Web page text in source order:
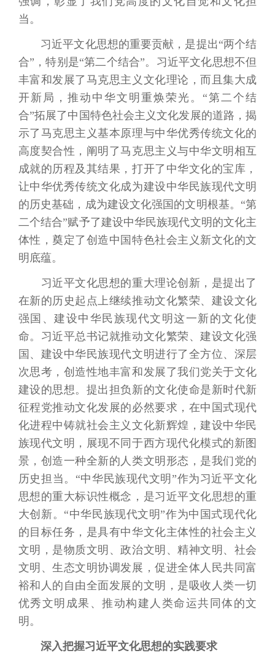
当。
习近平文化思想的重要贡献，是提出“两个结
合”，特别是“第二个结合”。习近平文化思想不但
丰富和发展了马克思主义文化理论，而且集大成
开新局，推动中华文明重焕荣光。“第二个结
合”拓展了中国特色社会主义文化发展的道路，揭
示了马克思主义基本原理与中华优秀传统文化的
高度契合性，阐明了马克思主义与中华文明相互
成就的历程及其结果，打开了中华文化的宝库，
让中华优秀传统文化成为建设中华民族现代文明
的历史基础，成为建设文化强国的文明根基。“第
二个结合”赋予了建设中华民族现代文明的文化主
体性，奠定了创造中国特色社会主义新文化的文
明底蕴。
习近平文化思想的重大理论创新，是提出了
在新的历史起点上继续推动文化繁荣、建设文化
强国、建设中华民族现代文明这一新的文化使
命。习近平总书记就推动文化繁荣、建设文化强
国、建设中华民族现代文明进行了全方位、深层
次思考，创造性地丰富和发展了我们党关于文化
建设的思想。提出担负新的文化使命是新时代新
征程党推动文化发展的必然要求，在中国式现代
化进程中铸就社会主义文化新辉煌，建设中华民
族现代文明，展现不同于西方现代化模式的新图
景，创造一种全新的人类文明形态，是我们党的
历史担当。“中华民族现代文明”作为习近平文化
思想的重大标识性概念，是习近平文化思想的重
大创新。“中华民族现代文明”作为中国式现代化
的目标任务，是具有中华文化主体性的社会主义
文明，是物质文明、政治文明、精神文明、社会
文明、生态文明协调发展，促进全体人民共同富
裕和人的自由全面发展的文明，是吸收人类一切
优秀文明成果、推动构建人类命运共同体的文
明。
深入把握习近平文化思想的实践要求